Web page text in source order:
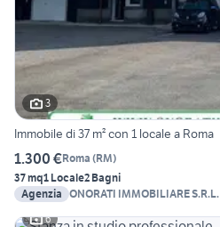
3
Immobile di 37 m² con 1 locale a Roma
1.300 €Roma (RM)
37 mq1 Locale2 Bagni
Agenzia ONORATI IMMOBILIARE S.R.L.
6